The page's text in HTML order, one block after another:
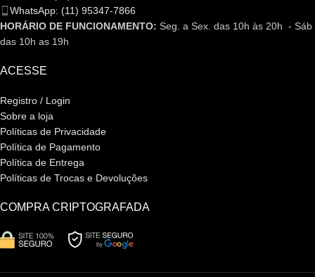
WhatsApp: (11) 95347-7866
HORÁRIO DE FUNCIONAMENTO: Seg. a Sex. das 10h às 20h - Sáb
das 10h as 19h
ACESSE
Registro / Login
Sobre a loja
Políticas de Privacidade
Política de Pagamento
Política de Entrega
Políticas de Trocas e Devoluções
COMPRA CRIPTOGRAFADA